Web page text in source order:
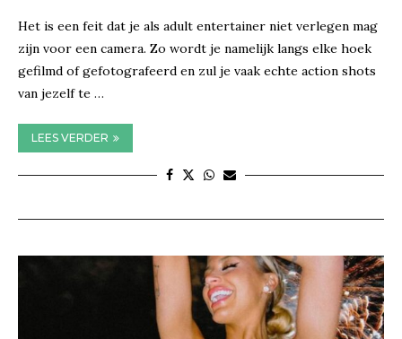
Het is een feit dat je als adult entertainer niet verlegen mag
zijn voor een camera. Zo wordt je namelijk langs elke hoek
gefilmd of gefotografeerd en zul je vaak echte action shots
van jezelf te …
LEES VERDER